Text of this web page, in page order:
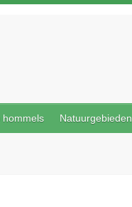
hommels Natuurgebieden